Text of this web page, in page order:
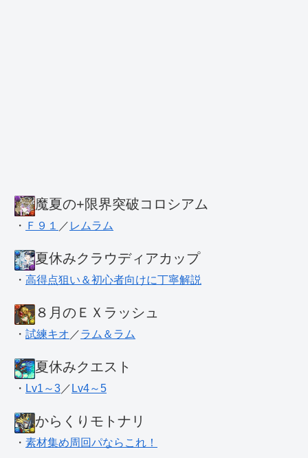
魔夏の+限界突破コロシアム
・ Ｆ９１ ／ レムラム
夏休みクラウディアカップ
・ 高得点狙い＆初心者向けに丁寧解説
８月のＥＸラッシュ
・ 試練キオ ／ラム＆ラム
夏休みクエスト
・ Lv1～3 ／ Lv4～5
からくりモトナリ
・ 素材集め周回パならこれ！